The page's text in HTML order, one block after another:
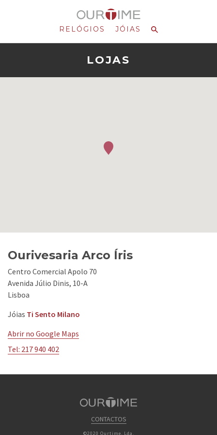
RELÓGIOS JÓIAS
LOJAS
Ourivesaria Arco Íris
Centro Comercial Apolo 70
Avenida Júlio Dinis, 10-A
Lisboa
Jóias Ti Sento Milano
Abrir no Google Maps
Tel: 217 940 402
CONTACTOS
©2020 Ourtime, Lda.